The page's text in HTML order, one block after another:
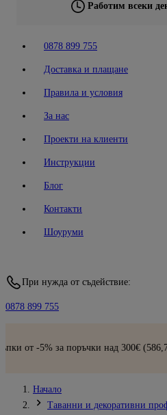
Работим всеки
0878 899 755
Доставка и плащане
Правила и условия
За нас
Проекти на клиенти
Инструкции
Блог
Контакти
Шоуруми
При нужда от съдействие:
0878 899 755
над 300€ (586,75 лв) –СХЕМА ЗА
Начало
Таванни и декоративни